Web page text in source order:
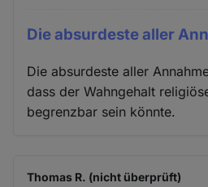
Die absurdeste aller
Die absurdeste aller
dass der Wahngehalt
begrenzbar sein könnte.
Thomas R. (nicht überprüft)